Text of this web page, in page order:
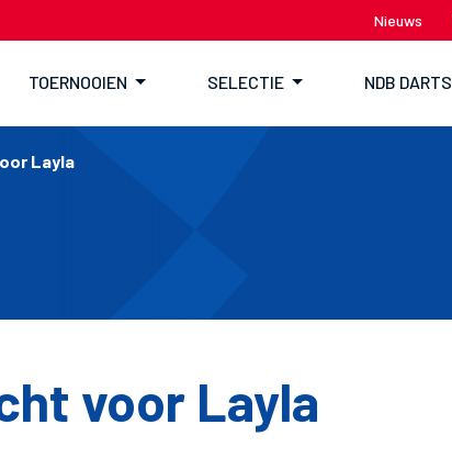
Nieuws
TOERNOOIEN SELECTIE NDB DARTS
Layla
voor Layla